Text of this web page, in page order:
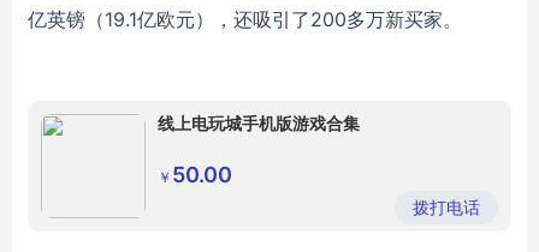
亿英镑（19.1亿欧元），还吸引了200多万新买家。
线上电玩城手机版游戏合集
￥ 50.00
拨打电话